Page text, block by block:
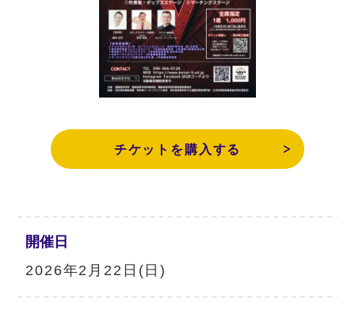
チケットを購入する
開催日
2026年2月22日(日)